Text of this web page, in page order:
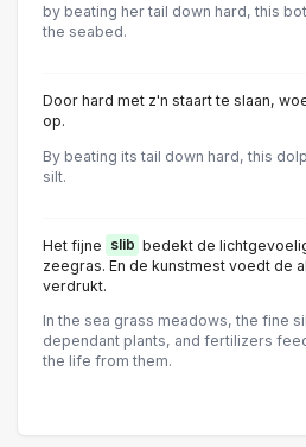
by beating her tail down hard, this
the seabed.
Door hard met z'n staart te slaan,
op.
By beating its tail down hard, this
silt.
Het fijne slib bedekt de
zeegras. En de kunstmest voedt de
verdrukt.
In the sea grass meadows, the fine
dependant plants, and fertilizers
the life from them.